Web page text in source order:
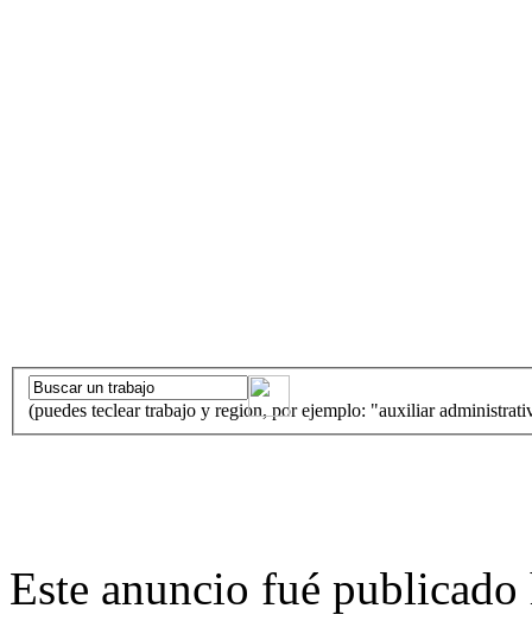
(puedes teclear trabajo y region, por ejemplo: "auxiliar
Este anuncio fué publicado